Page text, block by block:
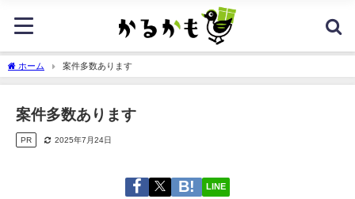
ホーム 案件多数あります
案件多数あります
PR 2025年7月24日
LINE